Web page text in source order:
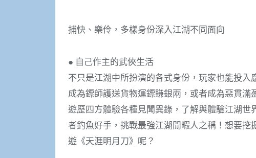
捕快、樂伶，多樣身份深入江湖不同面向
● 自己作主的武俠生活
不只是江湖中所扮演的各式身份，玩家也能投
成為鏢師護送貨物運鏢賺銀兩，或者成為惡貫
遊歷四方體驗各種見聞異錄，了解與體驗江湖
者釣魚好手，挑戰最強江湖閒暇人之稱！想要
遊《天涯明月刀》呢？